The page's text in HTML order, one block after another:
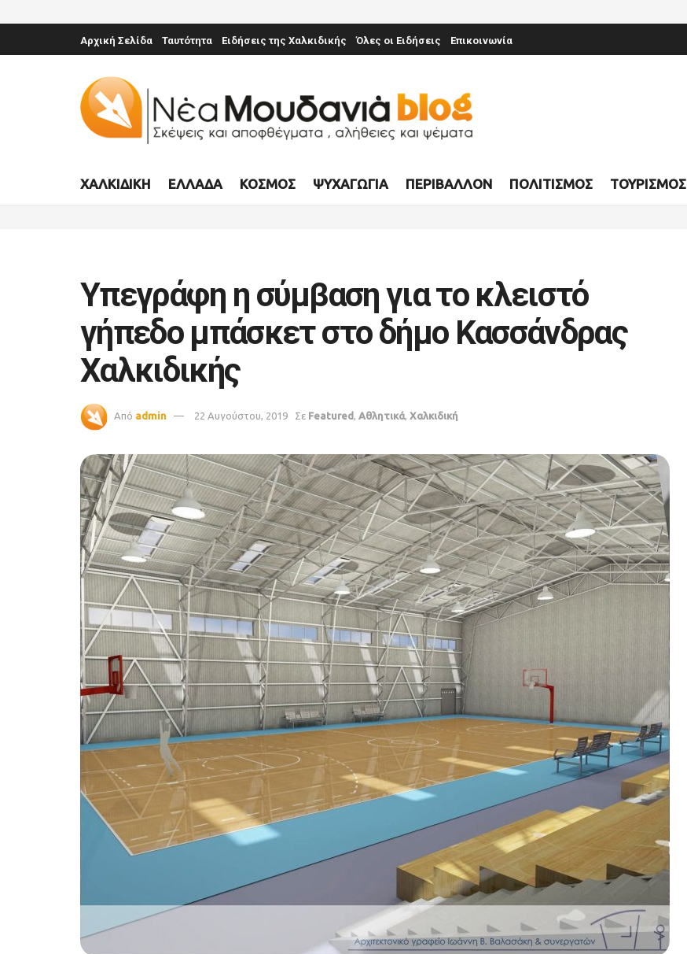
Αρχική Σελίδα Ταυτότητα Ειδήσεις της Χαλκιδικής Όλες οι Ειδήσεις Επικοινωνία
ΧΑΛΚΙΔΙΚΉ ΕΛΛΆΔΑ ΚΌΣΜΟΣ ΨΥΧΑΓΩΓΊΑ ΠΕΡΙΒΆΛΛΟΝ ΠΟΛΙΤΙΣΜΌΣ ΤΟΥΡΙΣΜΌΣ
Υπεγράφη η σύμβαση για το κλειστό
γήπεδο μπάσκετ στο δήμο Κασσάνδρας
Χαλκιδικής
Από admin 22 Αυγούστου, 2019 Σε Featured Αθλητικά Χαλκιδική